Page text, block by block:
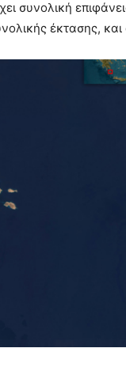
συνολική
έκτασης, και